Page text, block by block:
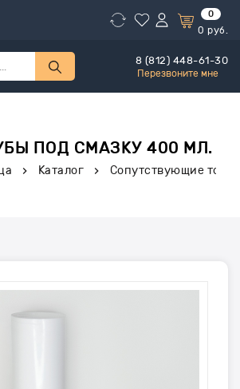
0
0 руб.
8 (812) 448-61-30
Перезвоните мне
ПОД СМАЗКУ 400 МЛ.
Каталог Сопутствующие